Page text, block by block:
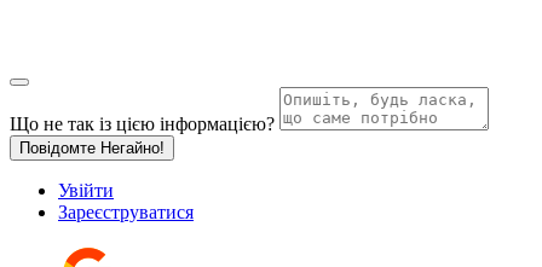
Що не так із цією інформацією?
Повідомте Негайно!
Увійти
Зареєструватися